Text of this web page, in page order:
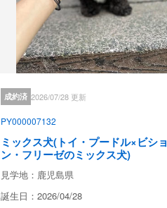
成約済 2026/07/28 更新
PY000007132
ミックス犬(トイ・プードル×ビショ
ン・フリーゼのミックス犬)
見学地：鹿児島県
誕生日：2026/04/28